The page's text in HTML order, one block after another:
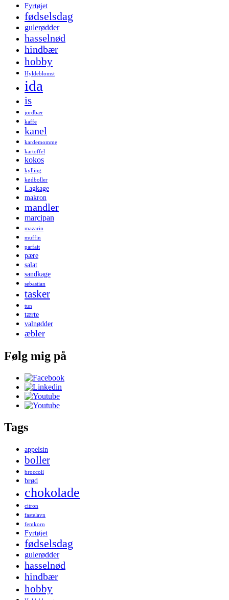
Fyrtøjet
fødselsdag
gulerødder
hasselnød
hindbær
hobby
Hyldeblomst
ida
is
jordbær
kaffe
kanel
kardemomme
kartoffel
kokos
kylling
kødboller
Lagkage
makron
mandler
marcipan
mazarin
muffin
parfait
pære
salat
sandkage
sebastian
tasker
tun
tærte
valnødder
æbler
Følg mig på
Tags
appelsin
boller
broccoli
brød
chokolade
citron
fastelavn
femkorn
Fyrtøjet
fødselsdag
gulerødder
hasselnød
hindbær
hobby